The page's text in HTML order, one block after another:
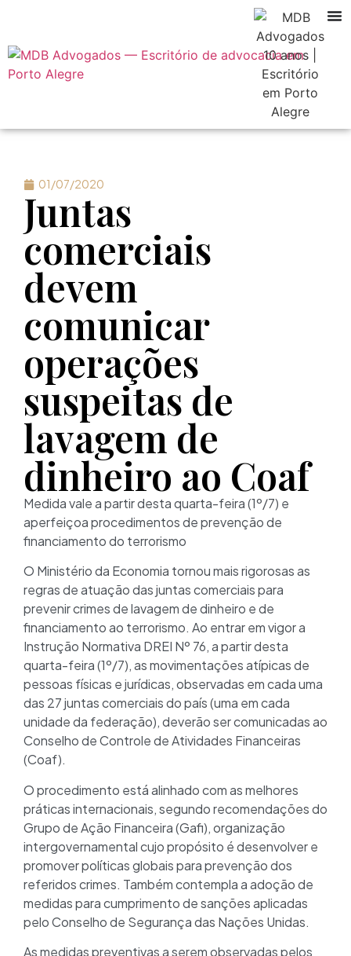
01/07/2020
Juntas
comerciais
devem
comunicar
operações
suspeitas de
lavagem de
dinheiro ao Coaf
Medida vale a partir desta quarta-feira (1º/7) e
aperfeiçoa procedimentos de prevenção de
financiamento do terrorismo
O Ministério da Economia tornou mais rigorosas as
regras de atuação das juntas comerciais para
prevenir crimes de lavagem de dinheiro e de
financiamento ao terrorismo. Ao entrar em vigor a
Instrução Normativa DREI Nº 76, a partir desta
quarta-feira (1º/7), as movimentações atípicas de
pessoas físicas e jurídicas, observadas em cada uma
das 27 juntas comerciais do país (uma em cada
unidade da federação), deverão ser comunicadas ao
Conselho de Controle de Atividades Financeiras
(Coaf).
O procedimento está alinhado com as melhores
práticas internacionais, segundo recomendações do
Grupo de Ação Financeira (Gafi), organização
intergovernamental cujo propósito é desenvolver e
promover políticas globais para prevenção dos
referidos crimes. Também contempla a adoção de
medidas para cumprimento de sanções aplicadas
pelo Conselho de Segurança das Nações Unidas.
As medidas preventivas a serem observadas pelos